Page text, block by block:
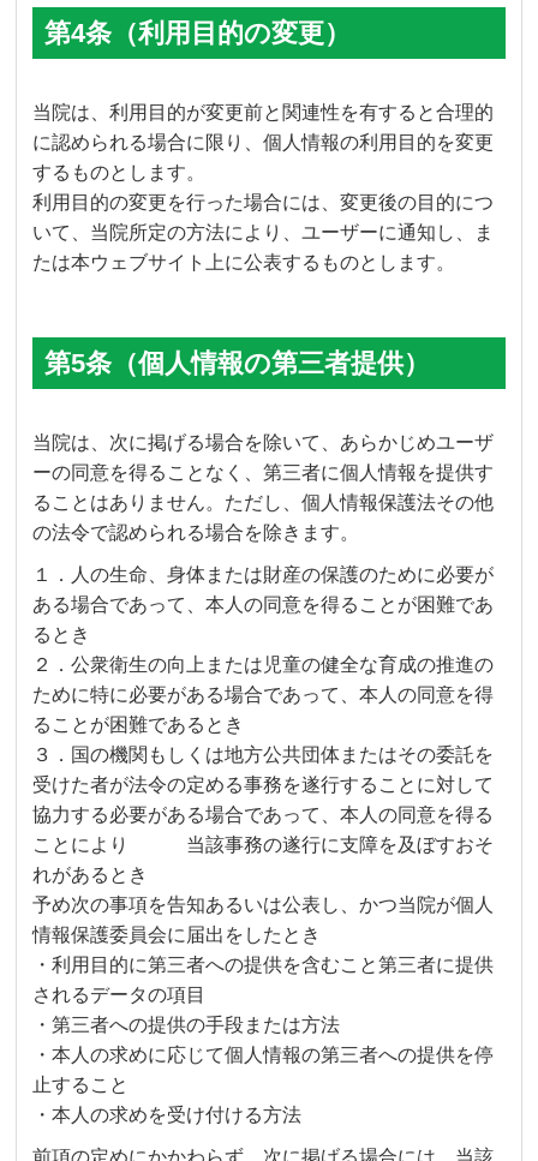
第4条（利用目的の変更）
当院は、利用目的が変更前と関連性を有すると合理的
に認められる場合に限り、個人情報の利用目的を変更
するものとします。
利用目的の変更を行った場合には、変更後の目的につ
いて、当院所定の方法により、ユーザーに通知し、ま
たは本ウェブサイト上に公表するものとします。
第5条（個人情報の第三者提供）
当院は、次に掲げる場合を除いて、あらかじめユーザ
ーの同意を得ることなく、第三者に個人情報を提供す
ることはありません。ただし、個人情報保護法その他
の法令で認められる場合を除きます。
１．人の生命、身体または財産の保護のために必要が
ある場合であって、本人の同意を得ることが困難であ
るとき
２．公衆衛生の向上または児童の健全な育成の推進の
ために特に必要がある場合であって、本人の同意を得
ることが困難であるとき
３．国の機関もしくは地方公共団体またはその委託を
受けた者が法令の定める事務を遂行することに対して
協力する必要がある場合であって、本人の同意を得る
ことにより 当該事務の遂行に支障を及ぼすおそ
れがあるとき
予め次の事項を告知あるいは公表し、かつ当院が個人
情報保護委員会に届出をしたとき
・利用目的に第三者への提供を含むこと第三者に提供
されるデータの項目
・第三者への提供の手段または方法
・本人の求めに応じて個人情報の第三者への提供を停
止すること
・本人の求めを受け付ける方法
前項の定めにかかわらず、次に掲げる場合には、当該